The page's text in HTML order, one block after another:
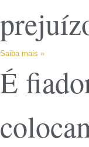
Saiba mais »
É